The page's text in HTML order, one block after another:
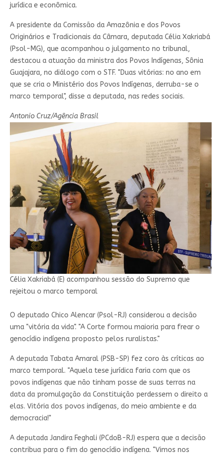
jurídica e econômica.
A presidente da Comissão da Amazônia e dos Povos
Originários e Tradicionais da Câmara, deputada Célia Xakriabá
(Psol-MG), que acompanhou o julgamento no tribunal,
destacou a atuação da ministra dos Povos Indígenas, Sônia
Guajajara, no diálogo com o STF. "Duas vitórias: no ano em
que se cria o Ministério dos Povos Indígenas, derruba-se o
marco temporal", disse a deputada, nas redes sociais.
Antonio Cruz/Agência Brasil
Célia Xakriabá (E) acompanhou sessão do Supremo que
rejeitou o marco temporal
O deputado Chico Alencar (Psol-RJ) considerou a decisão
uma "vitória da vida". "A Corte formou maioria para frear o
genocídio indígena proposto pelos ruralistas."
A deputada Tabata Amaral (PSB-SP) fez coro às críticas ao
marco temporal. "Aquela tese jurídica faria com que os
povos indígenas que não tinham posse de suas terras na
data da promulgação da Constituição perdessem o direito a
elas. Vitória dos povos indígenas, do meio ambiente e da
democracia!"
A deputada Jandira Feghali (PCdoB-RJ) espera que a decisão
contribua para o fim do genocídio indígena. "Vimos nos